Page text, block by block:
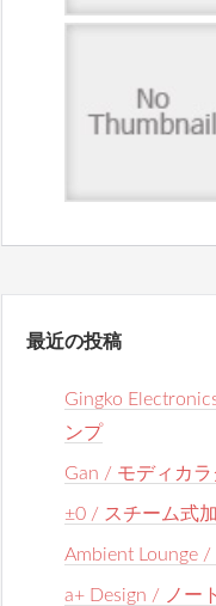
最近の投稿
Gingko
ンプ
Gan / モディカラ
±0 / スチーム式
Ambient Lounge
a+ Design / ノー